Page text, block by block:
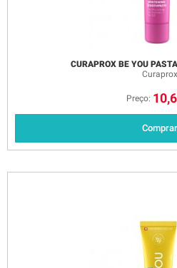
CURAPROX BE YOU
Curaprox
Preço:
Comprar